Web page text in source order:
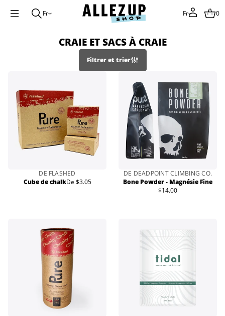
Fr Fr 0
CRAIE ET SACS À CRAIE
Filtrer et trier
DE FLASHED
Cube de chalkPrix
De $3.05
DE DEADPOINT CLIMBING CO.
Bone Powder - Magnésie Fine
Prix
$14.00